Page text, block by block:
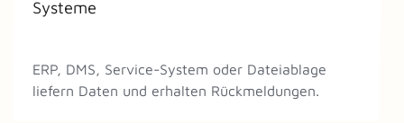
Systeme
ERP, DMS, Service-System oder Dateiablage
liefern Daten und erhalten Rückmeldungen.